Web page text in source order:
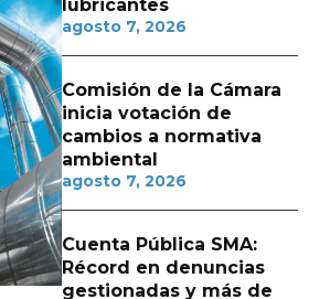
lubricantes
agosto 7, 2026
Comisión de la Cámara
inicia votación de
cambios a normativa
ambiental
agosto 7, 2026
Cuenta Pública SMA:
Récord en denuncias
gestionadas y más de